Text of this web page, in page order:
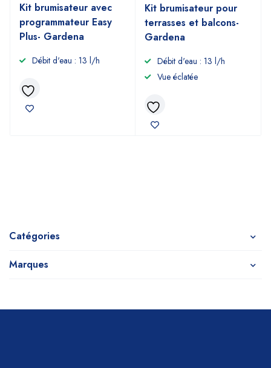
Catégories
Marques
Kit brumisateur avec
programmateur Easy
Plus- Gardena
Débit d'eau : 13 l/h
Kit brumisateur pour
terrasses et balcons-
Gardena
Débit d'eau : 13 l/h
Vue éclatée